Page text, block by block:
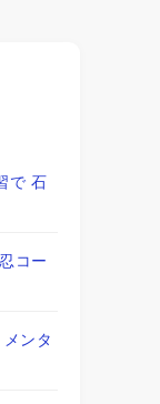
で 石
コー
ンタ